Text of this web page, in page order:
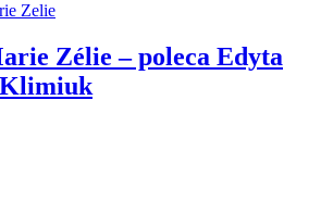
Zelie
Zélie – poleca Edyta